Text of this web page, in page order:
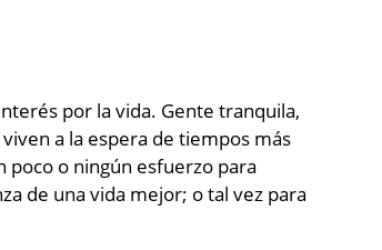
por la vida. Gente tranquila,
a la espera de tiempos más
poco o ningún esfuerzo para
de una vida mejor; o tal vez para